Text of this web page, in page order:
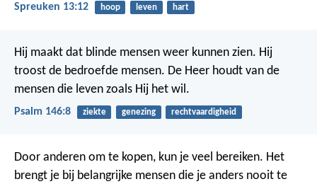
Spreuken 13:12 hoop leven hart
Hij maakt dat blinde mensen weer kunnen zien. Hij
troost de bedroefde mensen. De Heer houdt van de
mensen die leven zoals Hij het wil.
Psalm 146:8 ziekte genezing rechtvaardigheid
Door anderen om te kopen, kun je veel bereiken. Het
brengt je bij belangrijke mensen die je anders nooit te